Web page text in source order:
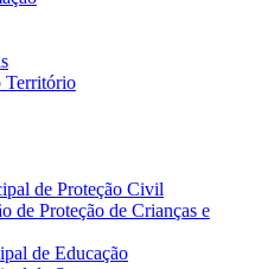
Território
de Proteção Civil
de Proteção de Crianças e
de Educação